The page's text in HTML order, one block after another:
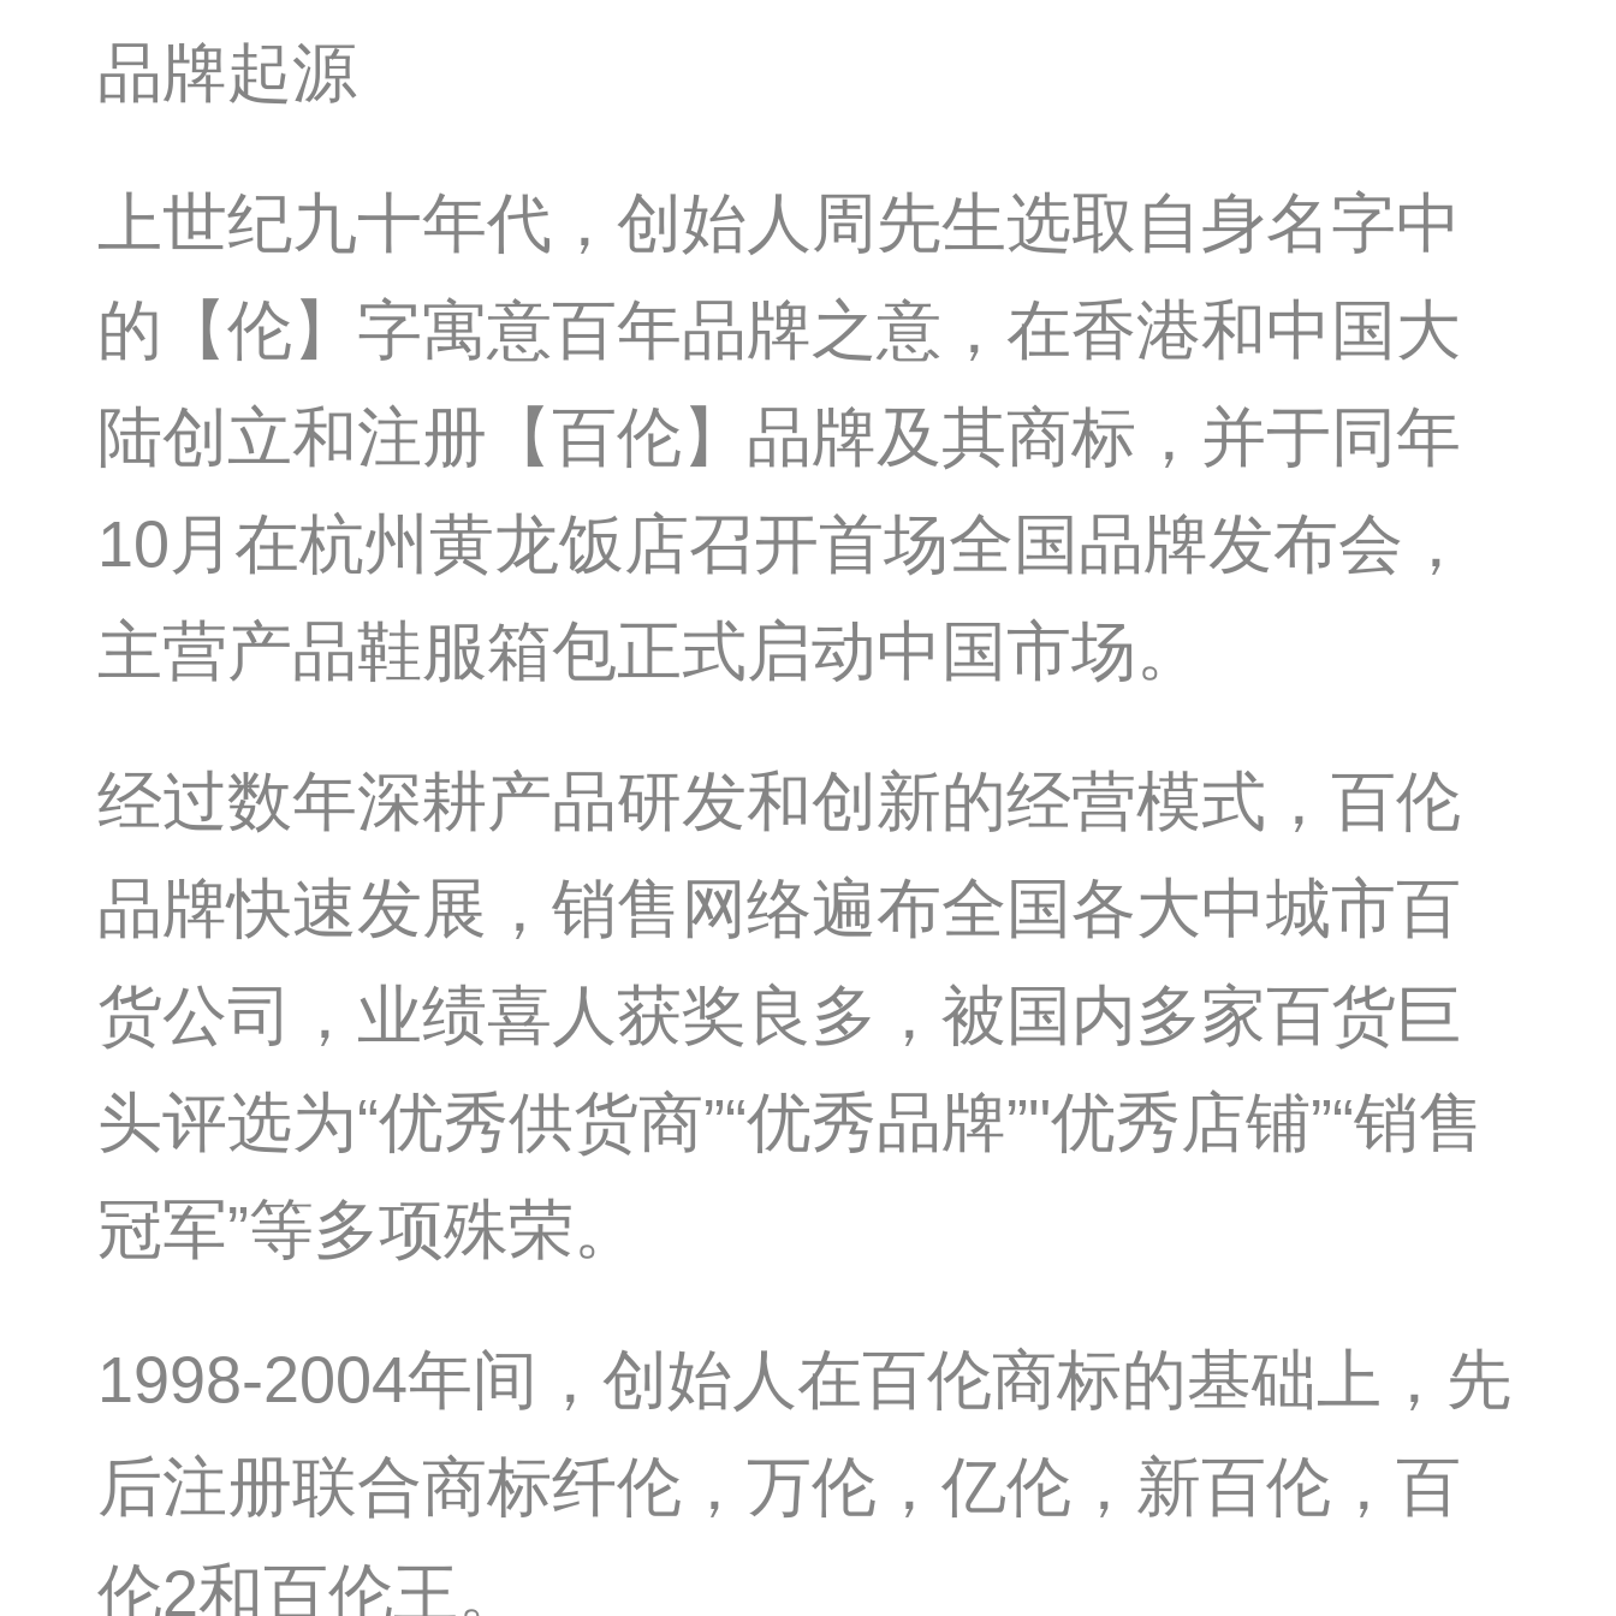
品牌起源
上世纪九十年代，创始人周先生选取自身名字中
的【伦】字寓意百年品牌之意，在香港和中国大
陆创立和注册【百伦】品牌及其商标，并于同年
10月在杭州黄龙饭店召开首场全国品牌发布会，
主营产品鞋服箱包正式启动中国市场。
经过数年深耕产品研发和创新的经营模式，百伦
品牌快速发展，销售网络遍布全国各大中城市百
货公司，业绩喜人获奖良多，被国内多家百货巨
头评选为“优秀供货商”“优秀品牌”"优秀店铺”“销售
冠军”等多项殊荣。
1998-2004年间，创始人在百伦商标的基础上，先
后注册联合商标纤伦，万伦，亿伦，新百伦，百
伦2和百伦王。